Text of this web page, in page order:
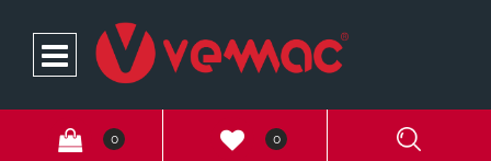
Open
0 0